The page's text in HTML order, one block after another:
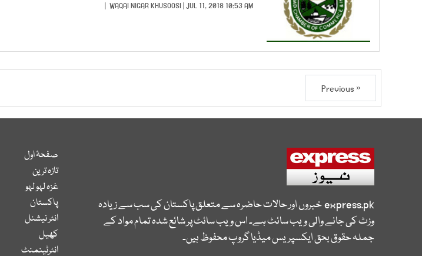
WAQAI NIGAR KHUSOOSI | JUL 11, 2018 10:53 AM |
« Previous
express.pkخبروں اور حالات حاضرہ سے متعلق پاکستان کی سب سے زیادہ
وزٹ کی جانے والی ویب سائٹ ہے۔ اس ویب سائٹ پر شائع شدہ تمام مواد کے
جملہ حقوق بحق ایکسپریس میڈیا گروپ محفوظ ہیں۔
صفحۂ اول
تازہ ترین
غزہ لہو لہو
پاکستان
انٹر نیشنل
کھیل
انٹرٹینمنٹ